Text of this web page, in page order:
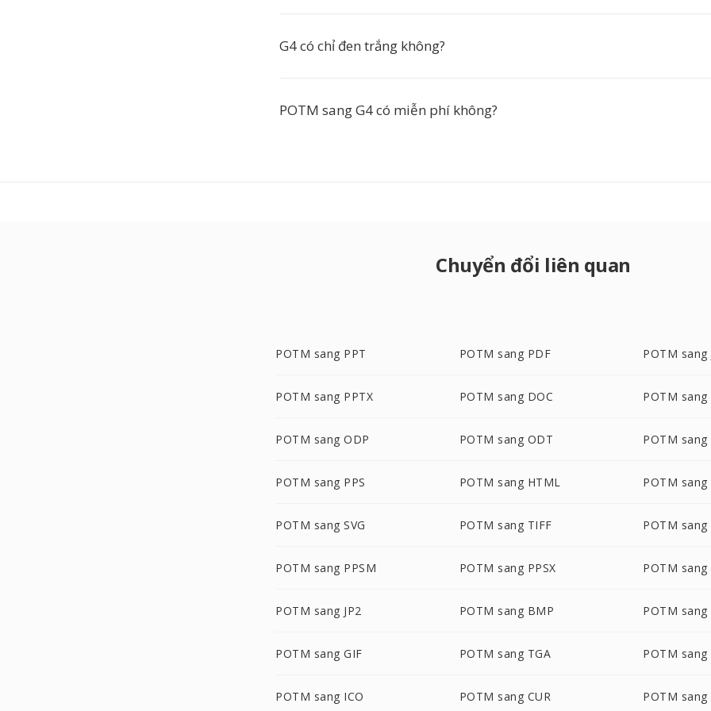
G4 có chỉ đen trắng không?
POTM sang G4 có miễn phí không?
Chuyển đổi liên quan
POTM sang PPT POTM sang PDF POTM sang
POTM sang PPTX POTM sang DOC POTM sang
POTM sang ODP POTM sang ODT POTM sang
POTM sang PPS POTM sang HTML POTM sang
POTM sang SVG POTM sang TIFF POTM sang
POTM sang PPSM POTM sang PPSX POTM sang
POTM sang JP2 POTM sang BMP POTM sang
POTM sang GIF POTM sang TGA POTM sang
POTM sang ICO POTM sang CUR POTM